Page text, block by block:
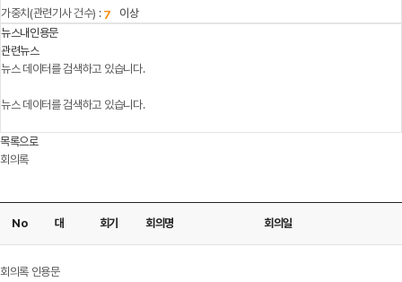
가중치(관련기사 건수) :
이상
뉴스내인용문
관련뉴스
뉴스 데이터를 검색하고 있습니다.
뉴스 데이터를 검색하고 있습니다.
목록으로
회의록
No 대 회기 회의명 회의일
회의록 인용문